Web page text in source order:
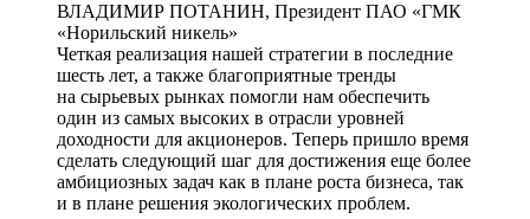
ВЛАДИМИР ПОТАНИН, Президент ПАО «ГМК
«Норильский никель»
Четкая реализация нашей стратегии в последние
шесть лет, а также благоприятные тренды
на сырьевых рынках помогли нам обеспечить
один из самых высоких в отрасли уровней
доходности для акционеров. Теперь пришло время
сделать следующий шаг для достижения еще более
амбициозных задач как в плане роста бизнеса, так
и в плане решения экологических проблем.